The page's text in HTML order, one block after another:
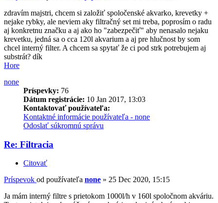
zdravím majstri, chcem si založiť spoločenské akvarko, krevetky +
nejake rybky, ale neviem aky filtračný set mi treba, poprosím o radu
aj konkretnu značku a aj ako ho "zabezpečiť" aby nenasalo nejaku
krevetku, jedná sa o cca 120l akvarium a aj pre hlučnost by som
chcel interný filter. A chcem sa spytať že ci pod strk potrebujem aj
substrát? dík
Hore
none
Príspevky: 76
Dátum registrácie: 10 Jan 2017, 13:03
Kontaktovať používateľa:
Kontaktné informácie používateľa - none
Odoslať súkromnú správu
Re: Filtracia
Citovať
Príspevok od používateľa none » 25 Dec 2020, 15:15
Ja mám interný filtre s prietokom 1000l/h v 160l spoločnom akváriu.